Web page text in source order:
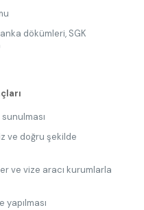
dökümleri, SGK
ve doğru şekilde
ve vize aracı kurumlarla
yapılması